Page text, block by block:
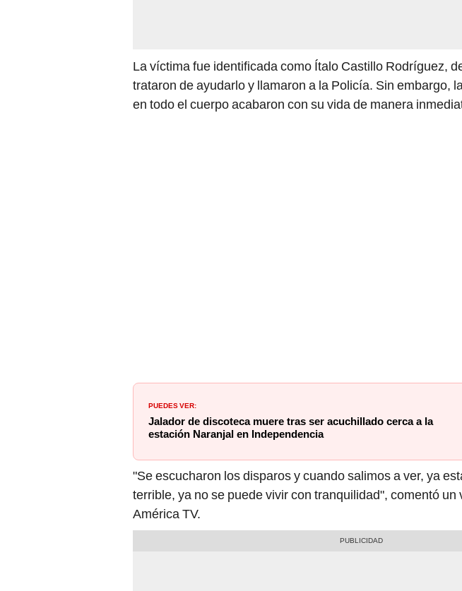
La víctima fue identificada como Ítalo Castillo Rodríguez,
trataron de ayudarlo y llamaron a la Policía. Sin embargo,
en todo el cuerpo acabaron con su vida de manera
PUEDES VER:
Jalador de discoteca muere tras ser acuchillado cerca a la
estación Naranjal en Independencia
"Se escucharon los disparos y cuando salimos a ver, ya
terrible, ya no se puede vivir con tranquilidad", comentó un
América TV.